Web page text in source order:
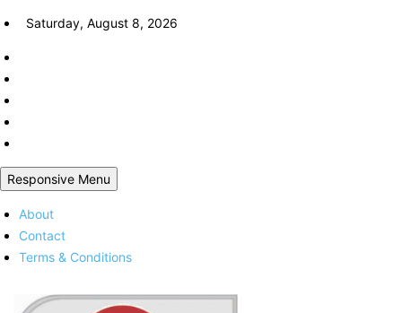
Skip
content
Saturday, August 8, 2026
Responsive Menu
About
Contact
Terms & Conditions